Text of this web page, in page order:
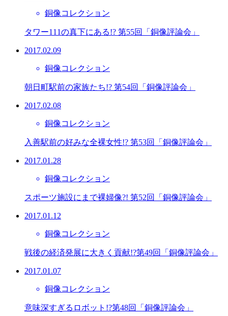
銅像コレクション
タワー111の真下にある!? 第55回「銅像評論会」
2017.02.09
銅像コレクション
朝日町駅前の家族たち!? 第54回「銅像評論会」
2017.02.08
銅像コレクション
入善駅前の好みな全裸女性!? 第53回「銅像評論会」
2017.01.28
銅像コレクション
スポーツ施設にまで裸婦像?! 第52回「銅像評論会」
2017.01.12
銅像コレクション
戦後の経済発展に大きく貢献!?第49回「銅像評論会」
2017.01.07
銅像コレクション
意味深すぎるロボット!?第48回「銅像評論会」